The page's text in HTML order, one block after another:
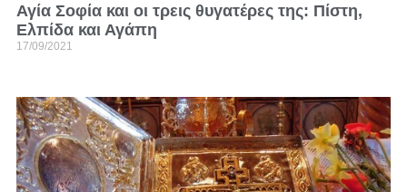
Αγία Σοφία και οι τρεις θυγατέρες της: Πίστη,
Ελπίδα και Αγάπη
17/09/2021